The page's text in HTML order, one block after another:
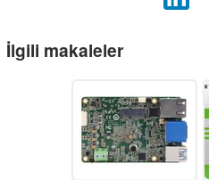
İlgili makaleler